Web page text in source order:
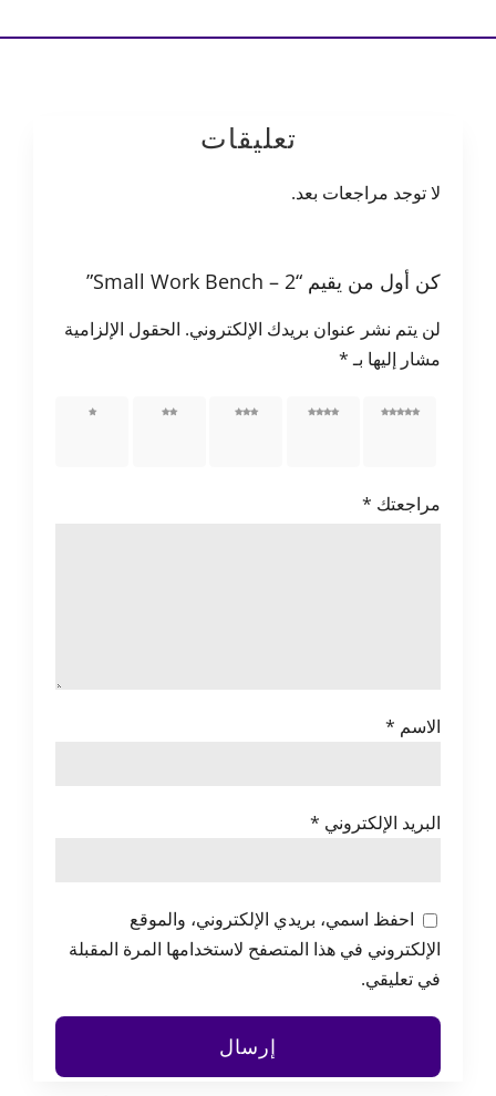
تعليقات
لا توجد مراجعات بعد.
كن أول من يقيم “Small Work Bench – 2”
لن يتم نشر عنوان بريدك الإلكتروني. الحقول الإلزامية
مشار إليها بـ*
1 من 2 من 3 من 4 من 5 من
مراجعتك *
الاسم *
البريد الإلكتروني *
احفظ اسمي، بريدي الإلكتروني، والموقع
الإلكتروني في هذا المتصفح لاستخدامها المرة المقبلة
في تعليقي.